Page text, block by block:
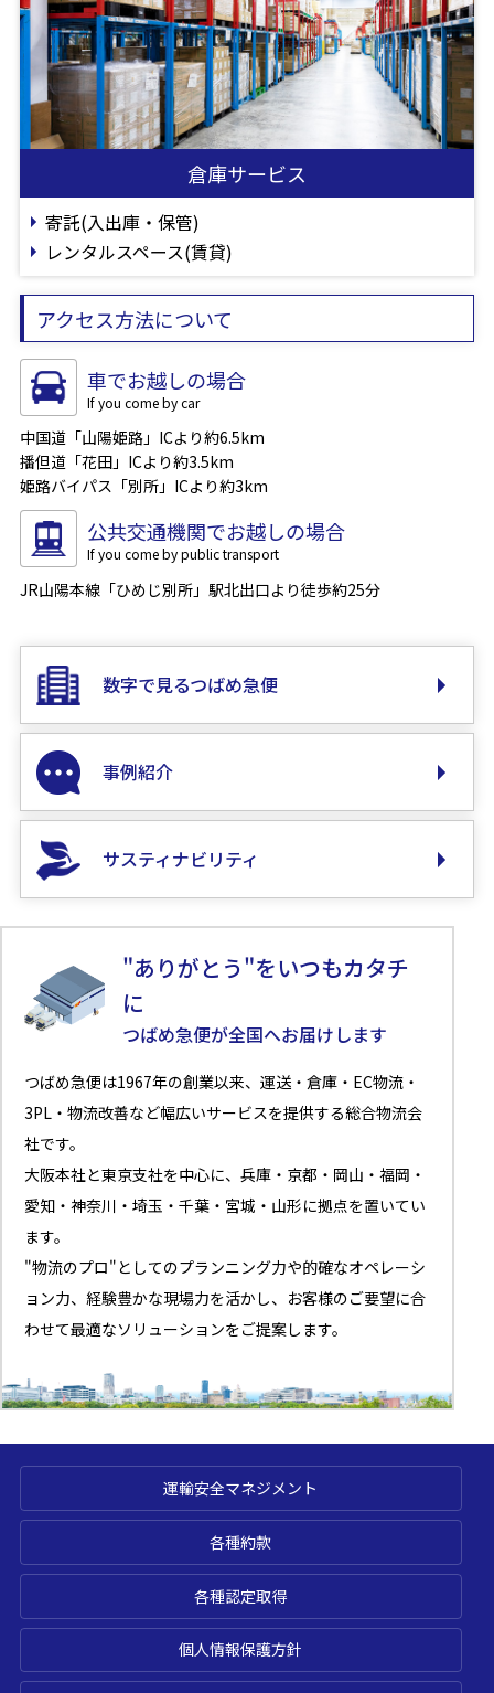
倉庫サービス
寄託(入出庫・保管)
レンタルスペース(賃貸)
アクセス方法について
車でお越しの場合
中国道「山陽姫路」ICより約6.5km
播但道「花田」ICより約3.5km
姫路バイパス「別所」ICより約3km
公共交通機関でお越しの場合
JR山陽本線「ひめじ別所」駅北出口より徒歩約25分
数字で見るつばめ急便
事例紹介
サスティナビリティ
"ありがとう"をいつもカタチ
に
つばめ急便が全国へお届けします
つばめ急便は1967年の創業以来、運送・倉庫・EC物流・
3PL・物流改善など幅広いサービスを提供する総合物流会
社です。
大阪本社と東京支社を中心に、兵庫・京都・岡山・福岡・
愛知・神奈川・埼玉・千葉・宮城・山形に拠点を置いてい
ます。
"物流のプロ"としてのプランニング力や的確なオペレーシ
ョン力、経験豊かな現場力を活かし、お客様のご要望に合
わせて最適なソリューションをご提案します。
運輸安全マネジメント
各種約款
各種認定取得
個人情報保護方針